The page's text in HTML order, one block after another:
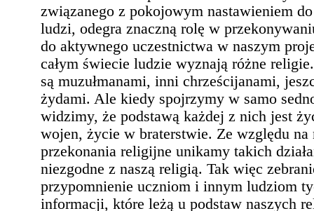
związanego z pokojowym nastawieniem
ludzi, odegra znaczną rolę w
do aktywnego uczestnictwa w naszym
całym świecie ludzie wyznają różne
są muzułmanami, inni chrześcijanami,
żydami. Ale kiedy spojrzymy w samo
widzimy, że podstawą każdej z nich jest
wojen, życie w braterstwie. Ze względu na
przekonania religijne unikamy takich
niezgodne z naszą religią. Tak więc
przypomnienie uczniom i innym ludziom
informacji, które leżą u podstaw naszych